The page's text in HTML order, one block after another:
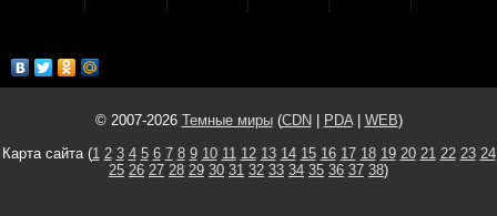
© 2007-2026 Темные миры(CDN PDA| WEB)
Карта сайта (1 2 3 4 5 6 7 8 9 10 11 12 13 14 15 16 17 18 19 20 21 22 23 24
25 26 27 28 29 30 31 32 33 34 35 36 37 38)